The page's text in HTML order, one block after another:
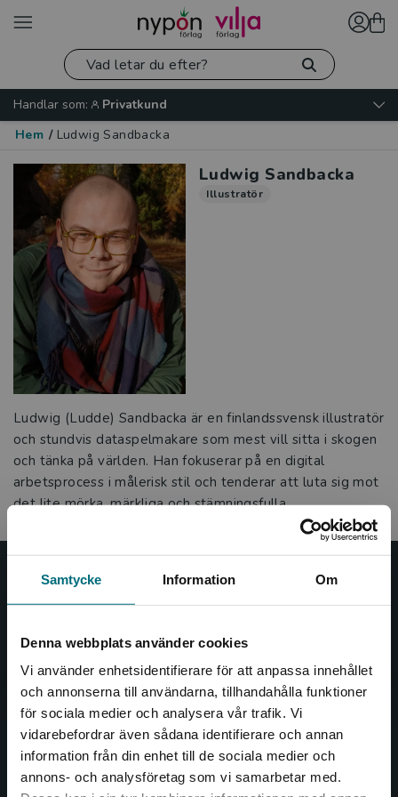
Samtycke Information Om
Denna webbplats använder cookies
Vi använder enhetsidentifierare för att anpassa innehållet
och annonserna till användarna, tillhandahålla funktioner
för sociala medier och analysera vår trafik. Vi
vidarebefordrar även sådana identifierare och annan
information från din enhet till de sociala medier och
annons- och analysföretag som vi samarbetar med.
Begränsad fraktregion
Handlar som:
Privatkund
Hem / Ludwig Sandbacka
Ludwig Sandbacka
Illustratör
Ludwig (Ludde) Sandbacka är en finlandssvensk illustratör
och stundvis dataspelmakare som mest vill sitta i skogen
och tänka på världen. Han fokuserar på en digital
arbetsprocess i målerisk stil och tenderar att luta sig mot
det lite mörka, märkliga och stämningsfulla.
Nypon och Vilja
och öppnar dörren till nya världar och möjligheter för
såväl barn som vuxna.
Nypon och Vilja förlag är en del av Studentlitteratur.
Kontakta oss
Kontakta oss